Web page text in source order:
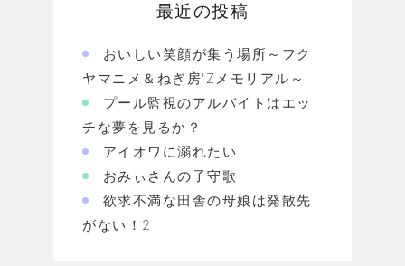
最近の投稿
おいしい笑顔が集う場所～フク
ヤマニメ＆ねぎ房'Zメモリアル～
プール監視のアルバイトはエッ
チな夢を見るか？
アイオワに溺れたい
おみぃさんの子守歌
欲求不満な田舎の母娘は発散先
がない！2